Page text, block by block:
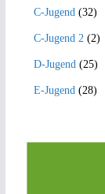
C-Jugend(32)
C-Jugend 2(2)
D-Jugend(25)
E-Jugend(28)